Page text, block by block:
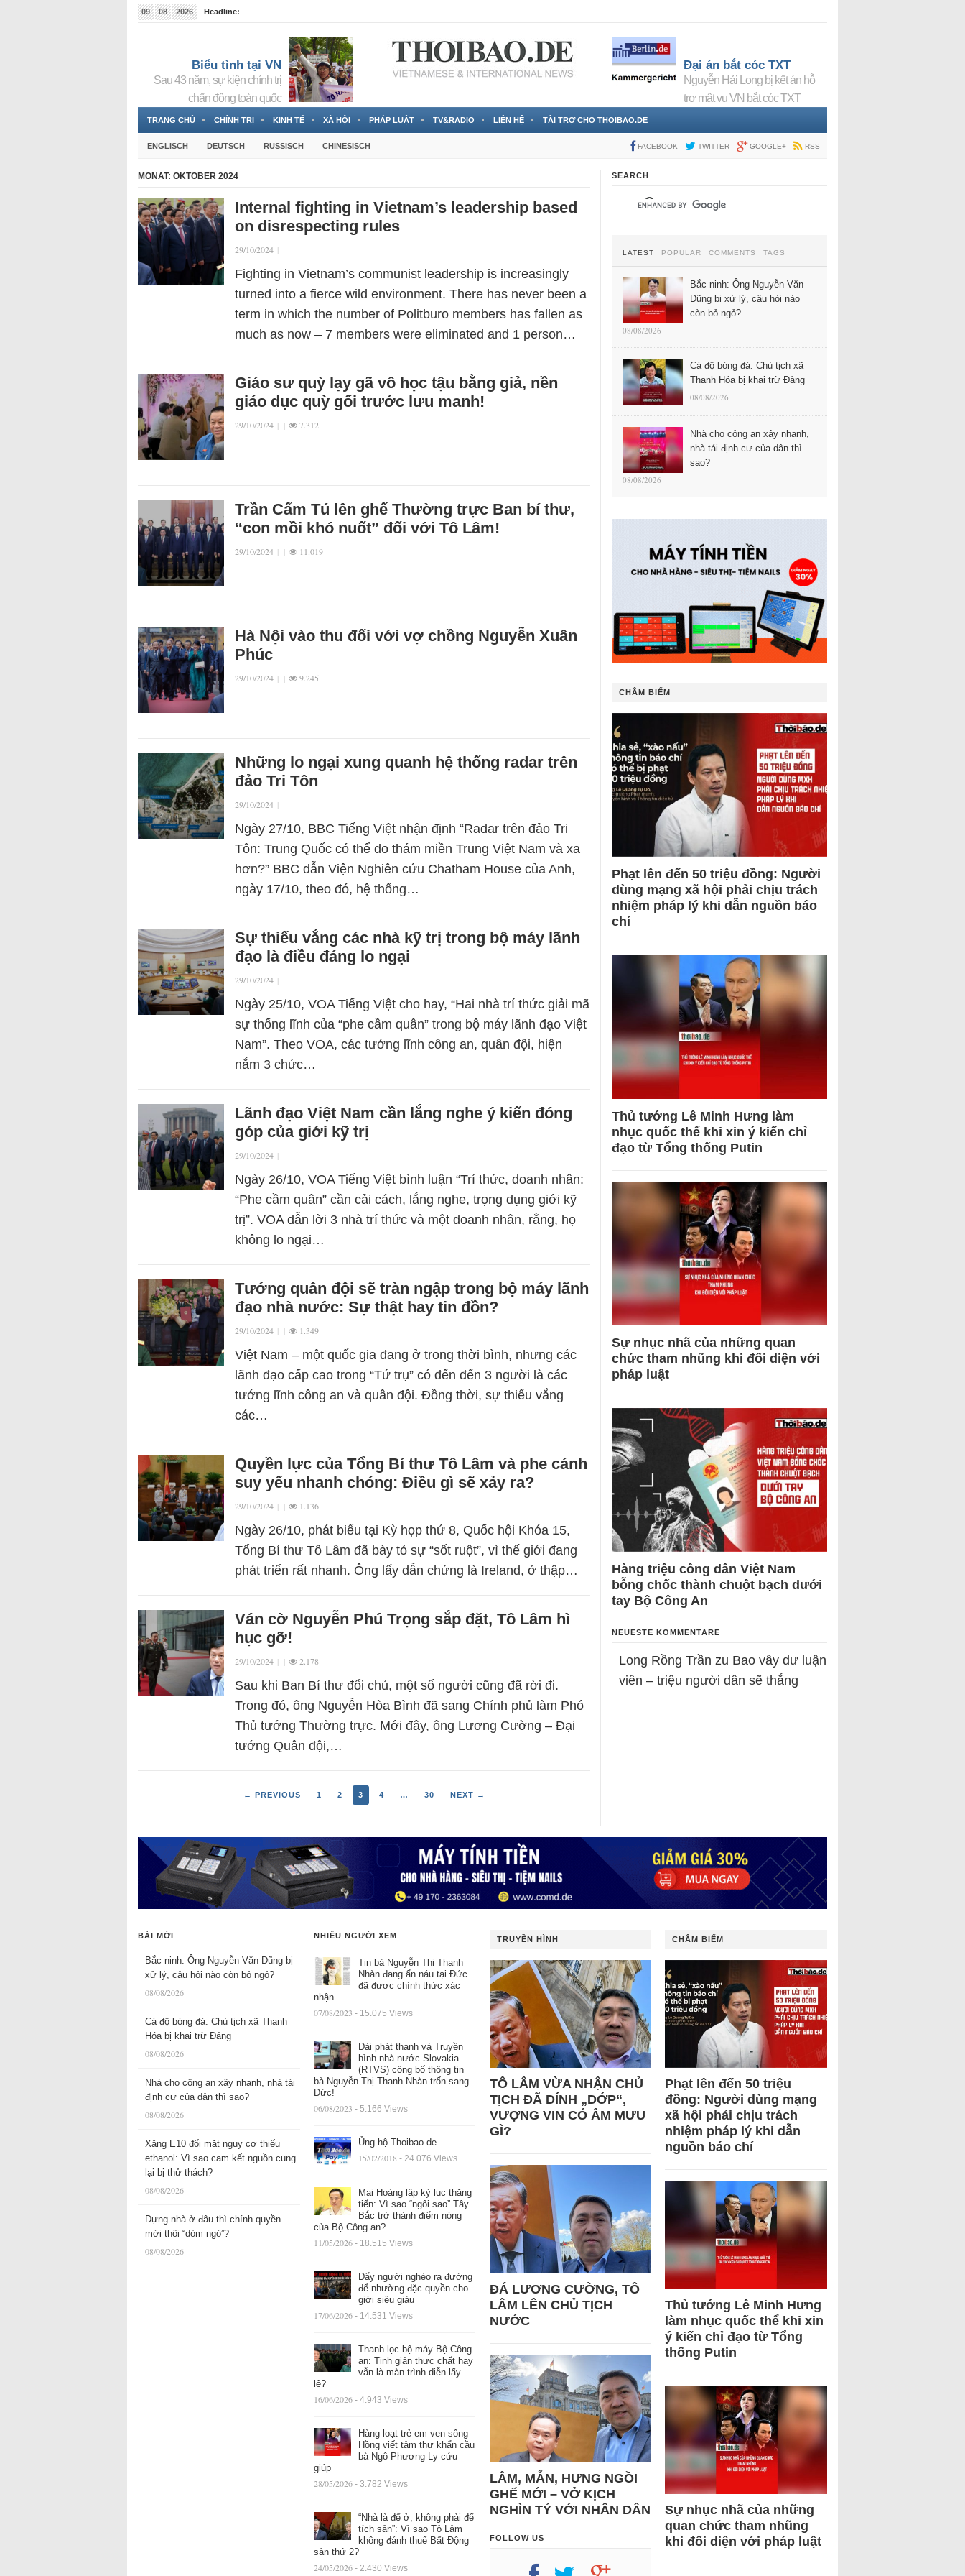
09 08 2026
Headline:
Biểu tình tại VN
Sau 43 năm, sự kiện chính trị
chấn động toàn quốc
Đại án bắt cóc TXT
Nguyễn Hải Long bị kết án hỗ
trợ mật vụ VN bắt cóc TXT
TRANG CHỦ CHÍNH TRỊ KINH TẾ XÃ HỘI PHÁP LUẬT TV&RADIO LIÊN HỆ TÀI TRỢ CHO THOIBAO.DE
ENGLISCH DEUTSCH RUSSISCH CHINESISCH FACEBOOK TWITTER GOOGLE+ RSS
MONAT: OKTOBER 2024
Internal fighting in Vietnam’s leadership based
on disrespecting rules
29/10/2024 |
Fighting in Vietnam’s communist leadership is increasingly
turned into a fierce wild environment. There has never been a
term in which the number of Politburo members has fallen as
much as now – 7 members were eliminated and 1 person…
Giáo sư quỳ lạy gã vô học tậu bằng giả, nền
giáo dục quỳ gối trước lưu manh!
29/10/2024 | | 7.312
Trần Cẩm Tú lên ghế Thường trực Ban bí thư,
“con mồi khó nuốt” đối với Tô Lâm!
29/10/2024 | | 11.019
Hà Nội vào thu đối với vợ chồng Nguyễn Xuân
Phúc
29/10/2024 | | 9.245
Những lo ngại xung quanh hệ thống radar trên
đảo Tri Tôn
29/10/2024 |
Ngày 27/10, BBC Tiếng Việt nhận định “Radar trên đảo Tri
Tôn: Trung Quốc có thể do thám miền Trung Việt Nam và xa
hơn?” BBC dẫn Viện Nghiên cứu Chatham House của Anh,
ngày 17/10, theo đó, hệ thống…
Sự thiếu vắng các nhà kỹ trị trong bộ máy lãnh
đạo là điều đáng lo ngại
29/10/2024 |
Ngày 25/10, VOA Tiếng Việt cho hay, “Hai nhà trí thức giải mã
sự thống lĩnh của “phe cầm quân” trong bộ máy lãnh đạo Việt
Nam”. Theo VOA, các tướng lĩnh công an, quân đội, hiện
nắm 3 chức…
Lãnh đạo Việt Nam cần lắng nghe ý kiến đóng
góp của giới kỹ trị
29/10/2024 |
Ngày 26/10, VOA Tiếng Việt bình luận “Trí thức, doanh nhân:
“Phe cầm quân” cần cải cách, lắng nghe, trọng dụng giới kỹ
trị”. VOA dẫn lời 3 nhà trí thức và một doanh nhân, rằng, họ
không lo ngại…
Tướng quân đội sẽ tràn ngập trong bộ máy lãnh
đạo nhà nước: Sự thật hay tin đồn?
29/10/2024 | | 1.349
Việt Nam – một quốc gia đang ở trong thời bình, nhưng các
lãnh đạo cấp cao trong “Tứ trụ” có đến đến 3 người là các
tướng lĩnh công an và quân đội. Đồng thời, sự thiếu vắng
các…
Quyền lực của Tổng Bí thư Tô Lâm và phe cánh
suy yếu nhanh chóng: Điều gì sẽ xảy ra?
29/10/2024 | | 1.136
Ngày 26/10, phát biểu tại Kỳ họp thứ 8, Quốc hội Khóa 15,
Tổng Bí thư Tô Lâm đã bày tỏ sự “sốt ruột”, vì thế giới đang
phát triển rất nhanh. Ông lấy dẫn chứng là Ireland, ở thập…
Ván cờ Nguyễn Phú Trọng sắp đặt, Tô Lâm hì
hục gỡ!
29/10/2024 | | 2.178
Sau khi Ban Bí thư đổi chủ, một số người cũng đã rời đi.
Trong đó, ông Nguyễn Hòa Bình đã sang Chính phủ làm Phó
Thủ tướng Thường trực. Mới đây, ông Lương Cường – Đại
tướng Quân đội,…
← PREVIOUS 1 2 3 4 … 30 NEXT →
SEARCH
LATEST POPULAR COMMENTS TAGS
Bắc ninh: Ông Nguyễn Văn
Dũng bị xử lý, câu hỏi nào
còn bỏ ngỏ?
08/08/2026
Cá độ bóng đá: Chủ tịch xã
Thanh Hóa bị khai trừ Đảng
08/08/2026
Nhà cho công an xây nhanh,
nhà tái định cư của dân thì
sao?
08/08/2026
CHÂM BIẾM
Phạt lên đến 50 triệu đồng: Người
dùng mạng xã hội phải chịu trách
nhiệm pháp lý khi dẫn nguồn báo
chí
Thủ tướng Lê Minh Hưng làm
nhục quốc thể khi xin ý kiến chỉ
đạo từ Tổng thống Putin
Sự nhục nhã của những quan
chức tham nhũng khi đối diện với
pháp luật
Hàng triệu công dân Việt Nam
bỗng chốc thành chuột bạch dưới
tay Bộ Công An
NEUESTE KOMMENTARE
Long Rồng Trần zu Bao vây dư luận
viên – triệu người dân sẽ thắng
BÀI MỚI
Bắc ninh: Ông Nguyễn Văn Dũng bị
xử lý, câu hỏi nào còn bỏ ngỏ?
08/08/2026
Cá độ bóng đá: Chủ tịch xã Thanh
Hóa bị khai trừ Đảng
08/08/2026
Nhà cho công an xây nhanh, nhà tái
định cư của dân thì sao?
08/08/2026
Xăng E10 đối mặt nguy cơ thiếu
ethanol: Vì sao cam kết nguồn cung
lại bị thử thách?
08/08/2026
Dựng nhà ở đâu thì chính quyền
mới thôi “dòm ngó”?
08/08/2026
NHIỀU NGƯỜI XEM
Tin bà Nguyễn Thị Thanh
Nhàn đang ẩn náu tại Đức
đã được chính thức xác
nhận
07/08/2023 - 15.075 Views
Đài phát thanh và Truyền
hình nhà nước Slovakia
(RTVS) công bố thông tin
bà Nguyễn Thị Thanh Nhàn trốn sang
Đức!
06/08/2023 - 5.166 Views
Ủng hộ Thoibao.de
15/02/2018 - 24.076 Views
Mai Hoàng lập kỷ lục thăng
tiến: Vì sao “ngôi sao” Tây
Bắc trở thành điểm nóng
của Bộ Công an?
11/05/2026 - 18.515 Views
Đẩy người nghèo ra đường
để nhường đặc quyền cho
giới siêu giàu
17/06/2026 - 14.531 Views
Thanh lọc bộ máy Bộ Công
an: Tinh giản thực chất hay
vẫn là màn trình diễn lấy
lệ?
16/06/2026 - 4.943 Views
Hàng loạt trẻ em ven sông
Hồng viết tâm thư khẩn cầu
bà Ngô Phương Ly cứu
giúp
28/05/2026 - 3.782 Views
“Nhà là để ở, không phải để
tích sản”: Vì sao Tô Lâm
không đánh thuế Bất Động
sản thứ 2?
24/05/2026 - 2.430 Views
TRUYỀN HÌNH
TÔ LÂM VỪA NHẬN CHỦ
TỊCH ĐÃ DÍNH „DỚP“,
VƯỢNG VIN CÓ ÂM MƯU
GÌ?
ĐÁ LƯƠNG CƯỜNG, TÔ
LÂM LÊN CHỦ TỊCH
NƯỚC
LÂM, MẪN, HƯNG NGỒI
GHẾ MỚI – VỞ KỊCH
NGHÌN TỶ VỚI NHÂN DÂN
FOLLOW US
CHÂM BIẾM
Phạt lên đến 50 triệu
đồng: Người dùng mạng
xã hội phải chịu trách
nhiệm pháp lý khi dẫn
nguồn báo chí
Thủ tướng Lê Minh Hưng
làm nhục quốc thể khi xin
ý kiến chỉ đạo từ Tổng
thống Putin
Sự nhục nhã của những
quan chức tham nhũng
khi đối diện với pháp luật